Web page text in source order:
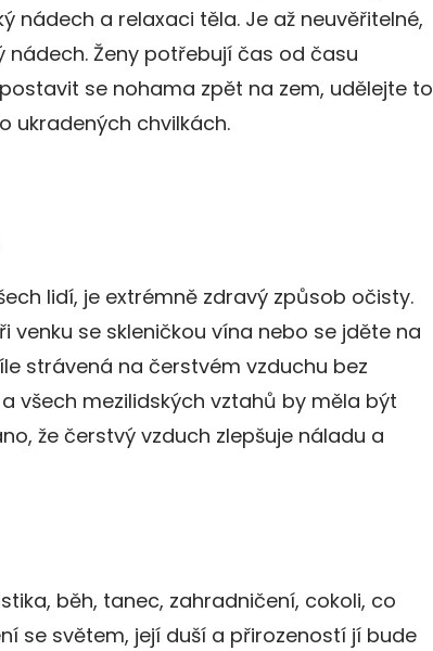
nádech a relaxaci těla. Je až neuvěřitelné,
nádech. Ženy potřebují čas od času
se nohama zpět na zem, udělejte to
ukradených chvilkách.
lidí, je extrémně zdravý způsob očisty.
venku se skleničkou vína nebo se jděte na
strávená na čerstvém vzduchu bez
všech mezilidských vztahů by měla být
že čerstvý vzduch zlepšuje náladu a
běh, tanec, zahradničení, cokoli, co
se světem, její duší a přirozeností jí bude